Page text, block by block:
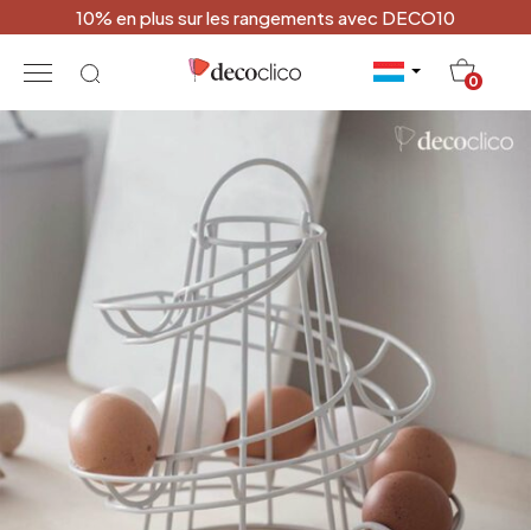
10% en plus sur les rangements avec DECO10
0